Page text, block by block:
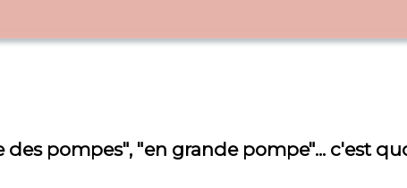
des pompes", "en grande pompe"... c'est